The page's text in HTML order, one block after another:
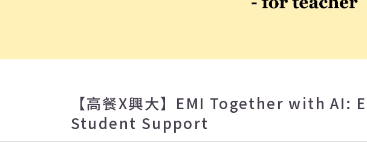
【高餐X興大】EMI Together with
Student Support